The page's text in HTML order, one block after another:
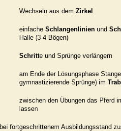
Wechseln aus dem Zirkel
einfache Schlangenlinien und
Halle (3-4 Bögen)
Schritte und Sprünge verlängern
am Ende der Lösungsphase
gymnastizierende Sprünge) im Trab
zwischen den Übungen das Pferd
lassen
bei fortgeschrittenem Ausbildungsstand